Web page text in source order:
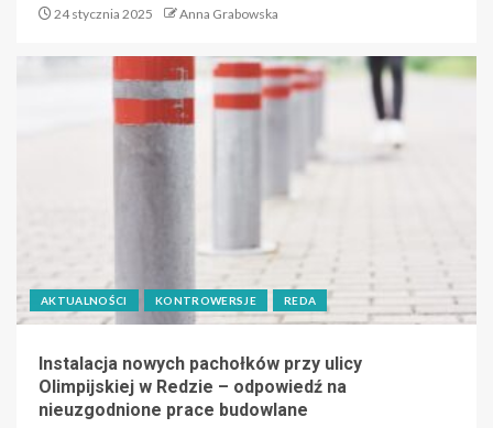
24 stycznia 2025 Anna Grabowska
AKTUALNOŚCI KONTROWERSJE REDA
Instalacja nowych pachołków przy ulicy
Olimpijskiej w Redzie – odpowiedź na
nieuzgodnione prace budowlane